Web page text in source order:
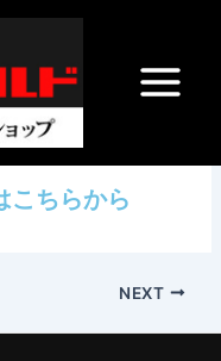
Menu
ント
こちらから
NEXT